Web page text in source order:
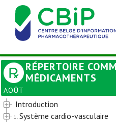
RÉPERTOIRE
MÉDICAMENTS
AOÛT
Introduction
1. Système cardio-vasculaire